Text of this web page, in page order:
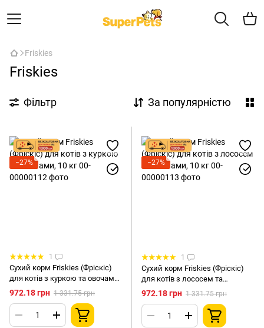
Friskies
Friskies
Фільтр За популярністю
−27%
1
Сухий корм Friskies (Фріскіс)
для котів з куркою та овочами,
10 кг
972.18 грн 1 331.75 грн
−27%
1
Сухий корм Friskies (Фріскіс)
для котів з лососем та
овочами, 10 кг
972.18 грн 1 331.75 грн